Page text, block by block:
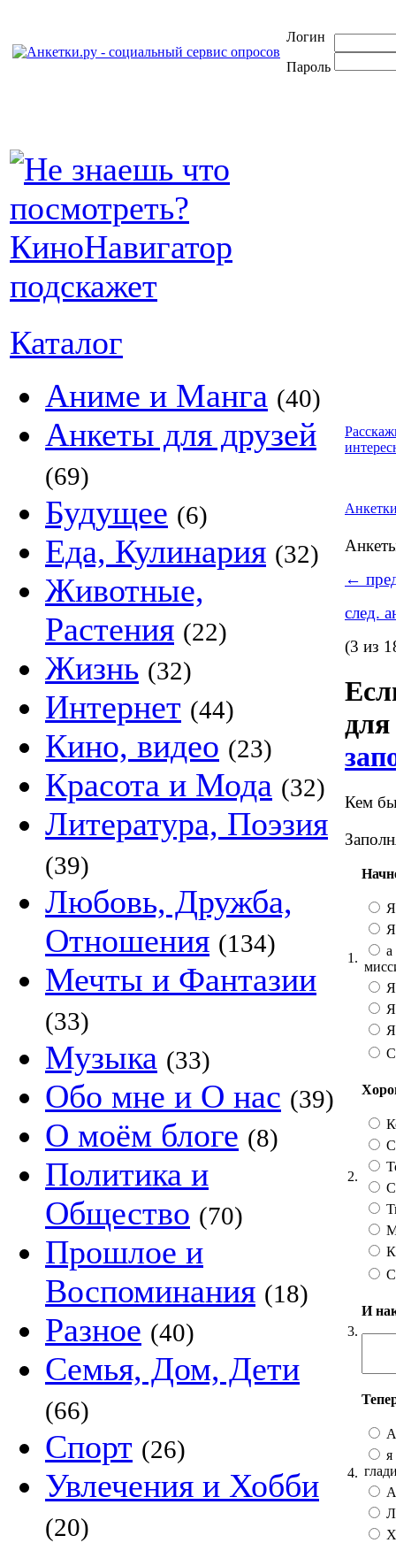
Логин
Пароль
Каталог
Аниме и Манга (40)
Анкеты для друзей
(69)
Будущее (6)
Еда, Кулинария (32)
Животные,
Растения (22)
Жизнь (32)
Интернет (44)
Кино, видео (23)
Красота и Мода (32)
Литература, Поэзия
(39)
Любовь, Дружба,
Отношения (134)
Мечты и Фантазии
(33)
Музыка (33)
Обо мне и О нас (39)
О моём блоге (8)
Политика и
Общество (70)
Прошлое и
Воспоминания (18)
Разное (40)
Семья, Дом, Дети
(66)
Спорт (26)
Увлечения и Хобби
(20)
←
след.
(3 из
Кем
1.
а
2.
3.
И
4.
я